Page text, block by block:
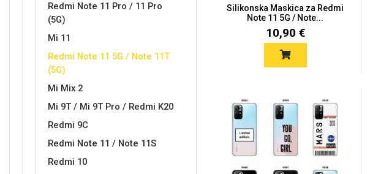
Redmi Note 11 Pro / 11 Pro
(5G)
Mi 11
Redmi Note 11 5G / Note 11T
(5G)
Mi Mix 2
Mi 9T / Mi 9T Pro / Redmi K20
Redmi 9C
Redmi Note 11 / Note 11S
Redmi 10
Silikonska Maskica za Redmi
Note 11 5G / Note...
10,90 €
MarbleMania
Crtani filmovi Sportski motivi